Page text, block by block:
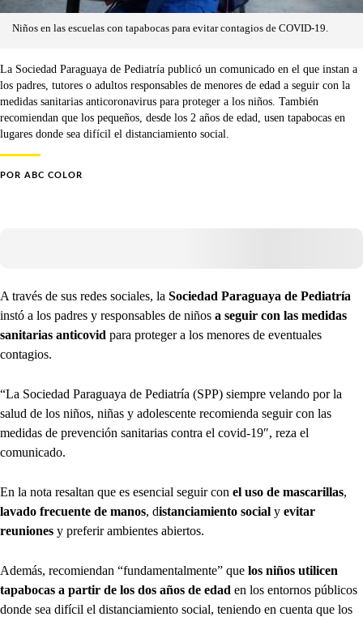
Niños en las escuelas con tapabocas para evitar contagios de COVID-19.
La Sociedad Paraguaya de Pediatría publicó un comunicado en el que instan a
los padres, tutores o adultos responsables de menores de edad a seguir con la
medidas sanitarias anticoronavirus para proteger a los niños. También
recomiendan que los pequeños, desde los 2 años de edad, usen tapabocas en
lugares donde sea difícil el distanciamiento social.
POR ABC COLOR
A través de sus redes sociales, la Sociedad Paraguaya de Pediatría
instó a los padres y responsables de niños a seguir con las medidas
sanitarias anticovid para proteger a los menores de eventuales
contagios.
“La Sociedad Paraguaya de Pediatría (SPP) siempre velando por la
salud de los niños, niñas y adolescente recomienda seguir con las
medidas de prevención sanitarias contra el covid-19″, reza el
comunicado.
En la nota resaltan que es esencial seguir con el uso de mascarillas,
lavado frecuente de manos, distanciamiento social y evitar
reuniones y preferir ambientes abiertos.
Además, recomiendan “fundamentalmente” que los niños utilicen
tapabocas a partir de los dos años de edad en los entornos públicos
donde sea difícil el distanciamiento social, teniendo en cuenta que los